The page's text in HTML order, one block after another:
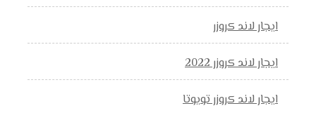
ايجار لاند كروزر
ايجار لاند كروزر 2022
ايجار لاند كروزر تويوتا